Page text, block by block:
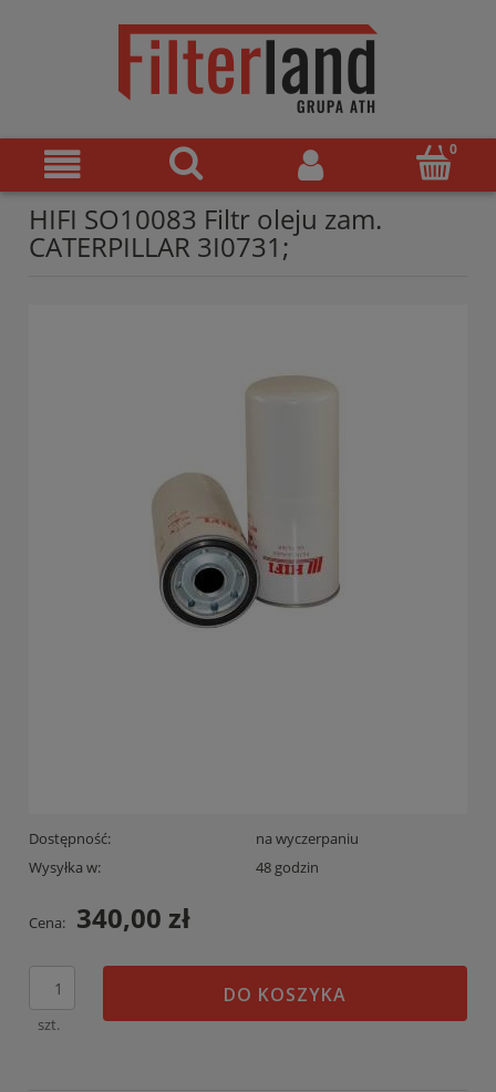
HIFI SO10083 Filtr oleju zam.
CATERPILLAR 3I0731;
Dostępność:
na wyczerpaniu
Wysyłka w:
48 godzin
Cena: 340,00 zł
szt.
DO KOSZYKA